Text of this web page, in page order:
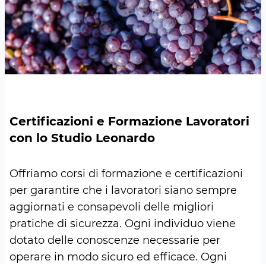
Certificazioni e Formazione Lavoratori
con lo Studio Leonardo
Offriamo corsi di formazione e certificazioni
per garantire che i lavoratori siano sempre
aggiornati e consapevoli delle migliori
pratiche di sicurezza. Ogni individuo viene
dotato delle conoscenze necessarie per
operare in modo sicuro ed efficace. Ogni